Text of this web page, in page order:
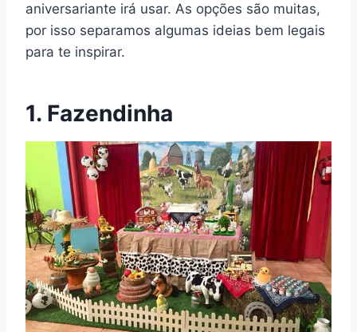
aniversariante irá usar. As opções são muitas,
por isso separamos algumas ideias bem legais
para te inspirar.
1. Fazendinha